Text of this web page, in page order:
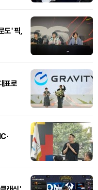
도' 픽,
표로